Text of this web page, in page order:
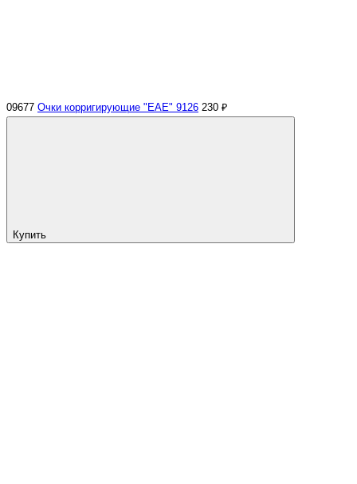
09677 Очки корригирующие "ЕАЕ" 9126 230 ₽
Купить